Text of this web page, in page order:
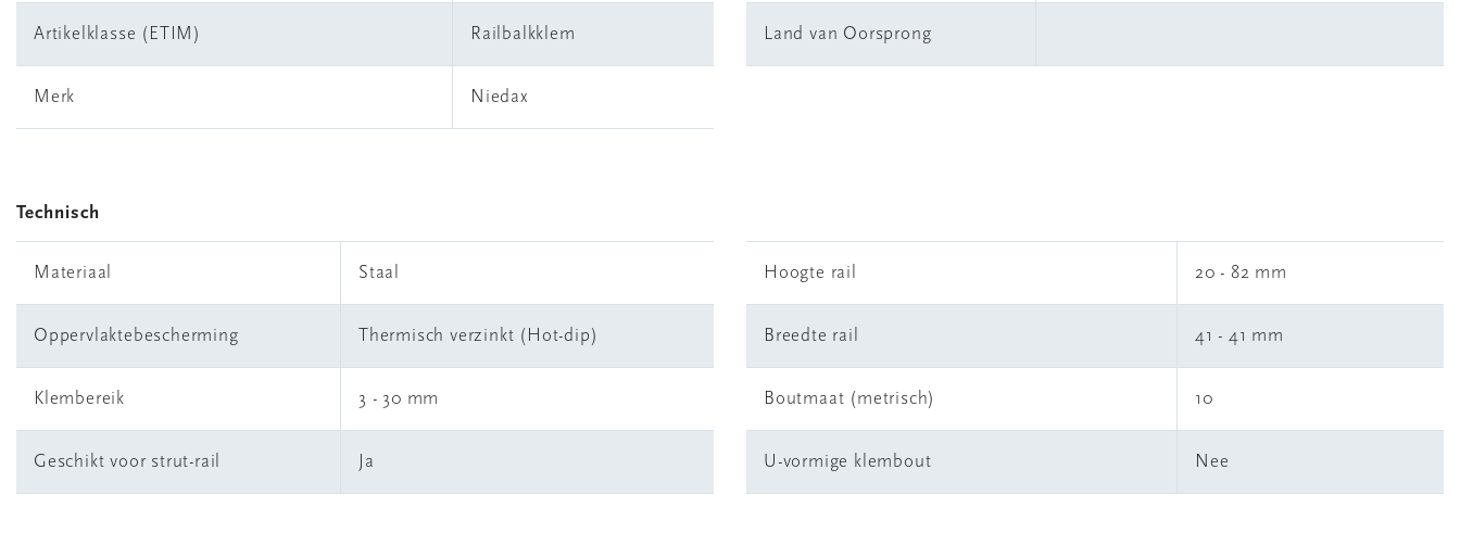
Artikelklasse (ETIM) Railbalkklem
Merk Niedax
Land van Oorsprong
Technisch
Materiaal Staal
Oppervlaktebescherming Thermisch verzinkt (Hot-dip)
Klembereik 3 - 30 mm
Geschikt voor strut-rail Ja
Hoogte rail 20 - 82 mm
Breedte rail 41 - 41 mm
Boutmaat (metrisch) 10
U-vormige klembout Nee